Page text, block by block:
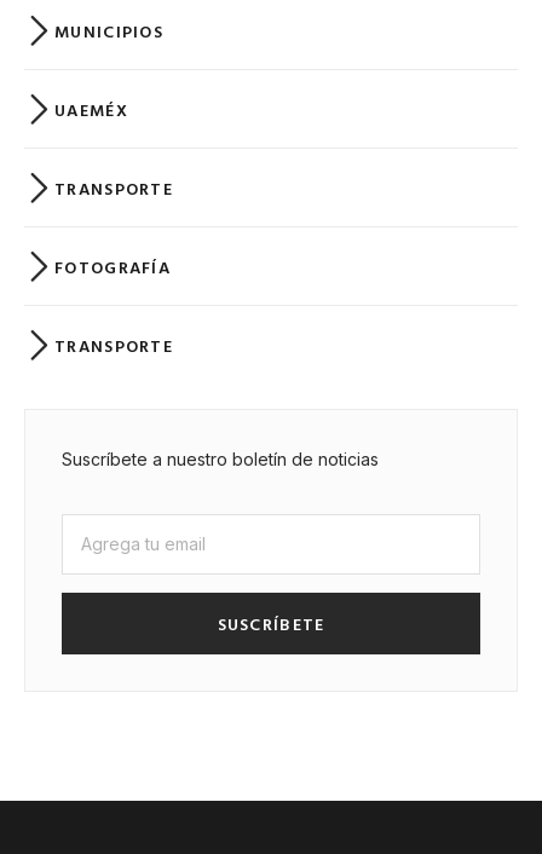
MUNICIPIOS
UAEMÉX
TRANSPORTE
FOTOGRAFÍA
TRANSPORTE
Suscríbete a nuestro boletín de noticias
SUSCRÍBETE